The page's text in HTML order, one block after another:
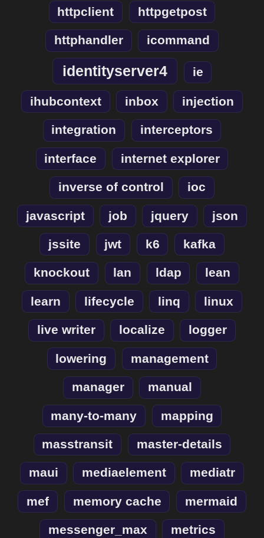
httpclient httpgetpost
httphandler icommand
identityserver4 ie
ihubcontext inbox injection
integration interceptors
interface internet explorer
inverse of control ioc
javascript job jquery json
jssite jwt k6 kafka
knockout lan ldap lean
learn lifecycle linq linux
live writer localize logger
lowering management
manager manual
many-to-many mapping
masstransit master-details
maui mediaelement mediatr
mef memory cache mermaid
messenger_max metrics